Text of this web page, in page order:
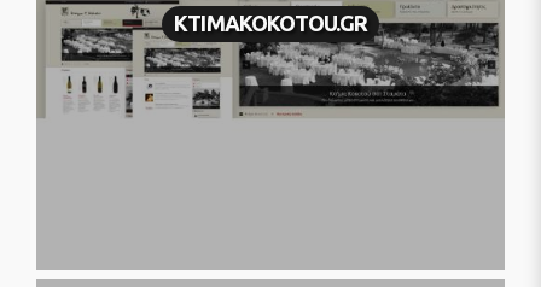
KTIMAKOKOTOU.GR